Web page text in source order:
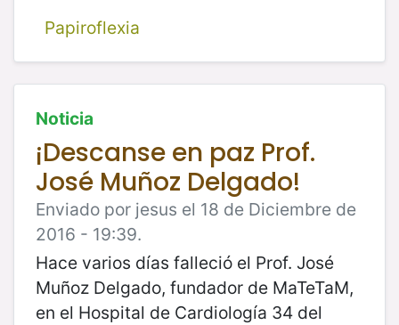
Papiroflexia
Noticia
¡Descanse en paz Prof.
José Muñoz Delgado!
Enviado por jesus el 18 de Diciembre de
2016 - 19:39.
Hace varios días falleció el Prof. José
Muñoz Delgado, fundador de MaTeTaM,
en el Hospital de Cardiología 34 del